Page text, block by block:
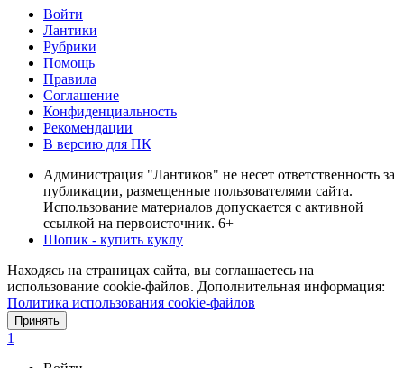
Войти
Лантики
Рубрики
Помощь
Правила
Соглашение
Конфиденциальность
Рекомендации
В версию для ПК
Администрация "Лантиков" не несет ответственность за
публикации, размещенные пользователями сайта.
Использование материалов допускается с активной
ссылкой на первоисточник. 6+
Шопик - купить куклу
Находясь на страницах сайта, вы соглашаетесь на
использование cookie-файлов. Дополнительная информация:
Политика использования cookie-файлов
Принять
1